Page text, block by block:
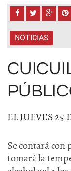
NOTICIAS
EL JUEVES 25
Se contará con
tomará la